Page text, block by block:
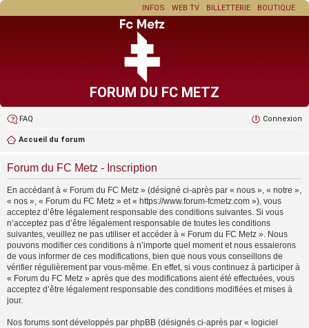
BOUTIQUE
BILLETTERIE
WEB TV
INFOS
FORUM DU FC METZ
FAQ Connexion
Accueil du forum
Forum du FC Metz - Inscription
En accédant à « Forum du FC Metz » (désigné ci-après par « nous », « notre »,
« nos », « Forum du FC Metz » et « https://www.forum-fcmetz.com »), vous
acceptez d’être légalement responsable des conditions suivantes. Si vous
n’acceptez pas d’être légalement responsable de toutes les conditions
suivantes, veuillez ne pas utiliser et accéder à « Forum du FC Metz ». Nous
pouvons modifier ces conditions à n’importe quel moment et nous essaierons
de vous informer de ces modifications, bien que nous vous conseillons de
vérifier régulièrement par vous-même. En effet, si vous continuez à participer à
« Forum du FC Metz » après que des modifications aient été effectuées, vous
acceptez d’être légalement responsable des conditions modifiées et mises à
jour.
Nos forums sont développés par phpBB (désignés ci-après par « logiciel